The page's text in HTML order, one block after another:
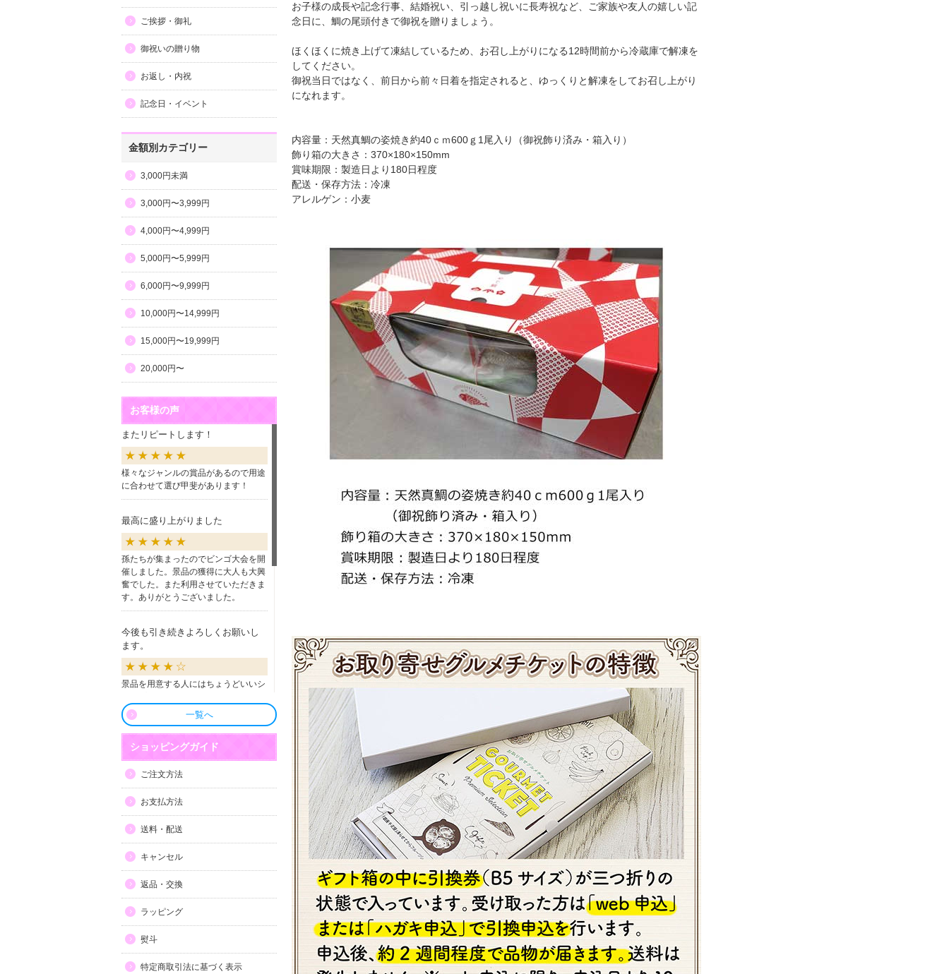
ご挨拶・御礼
御祝いの贈り物
お返し・内祝
記念日・イベント
金額別カテゴリー
3,000円未満
3,000円〜3,999円
4,000円〜4,999円
5,000円〜5,999円
6,000円〜9,999円
10,000円〜14,999円
15,000円〜19,999円
20,000円〜
お客様の声
またリピートします！
様々なジャンルの賞品があるので用途
に合わせて選び甲斐があります！
最高に盛り上がりました
孫たちが集まったのでビンゴ大会を開
催しました。景品の獲得に大人も大興
奮でした。また利用させていただきま
す。ありがとうございました。
今後も引き続きよろしくお願いし
ます。
景品を用意する人にはちょうどいいシ
良かったです
商品も直ぐに届き、一つづづ丁寧に梱
まりのビンゴで利用しましたが、みん
な喜んでもらえました。
利用しやすい
目録景品をよく利用しています。豪華
す。手配が早いので便利です。
一覧へ
ショッピングガイド
ご注文方法
お支払方法
送料・配送
キャンセル
返品・交換
ラッピング
熨斗
特定商取引法に基づく表示
お子様の成長や記念行事、結婚祝い、引っ越し祝いに長寿祝など、ご家族や友人の嬉しい記
念日に、鯛の尾頭付きで御祝を贈りましょう。
ほくほくに焼き上げて凍結しているため、お召し上がりになる12時間前から冷蔵庫で解凍を
してください。
御祝当日ではなく、前日から前々日着を指定されると、ゆっくりと解凍をしてお召し上がり
になれます。
内容量：天然真鯛の姿焼き約40ｃｍ600ｇ1尾入り（御祝飾り済み・箱入り）
飾り箱の大きさ：370×180×150mm
賞味期限：製造日より180日程度
配送・保存方法：冷凍
アレルゲン：小麦